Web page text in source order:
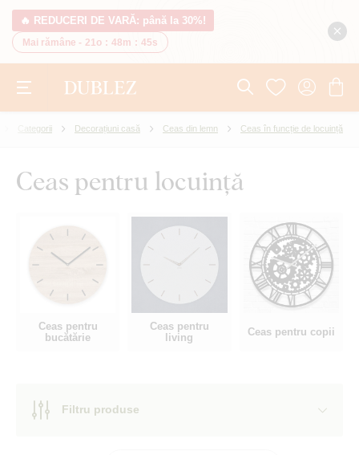
🔥 REDUCERI DE VARĂ: până la 30%!
Mai rămâne - 21o : 48m : 44s
Categorii Decorațiuni casă Ceas din lemn Ceas în funcție de locuință
Ceas pentru locuință
Ceas pentru
bucătărie
Ceas pentru
living
Ceas pentru copii
Filtru produse